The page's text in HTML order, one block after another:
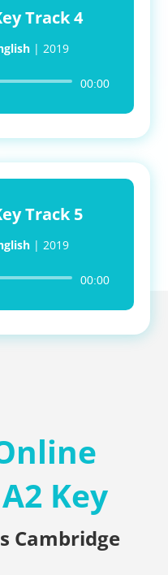
Track 4
| 2019
00:00
Track 5
| 2019
00:00
Key
Cambridge